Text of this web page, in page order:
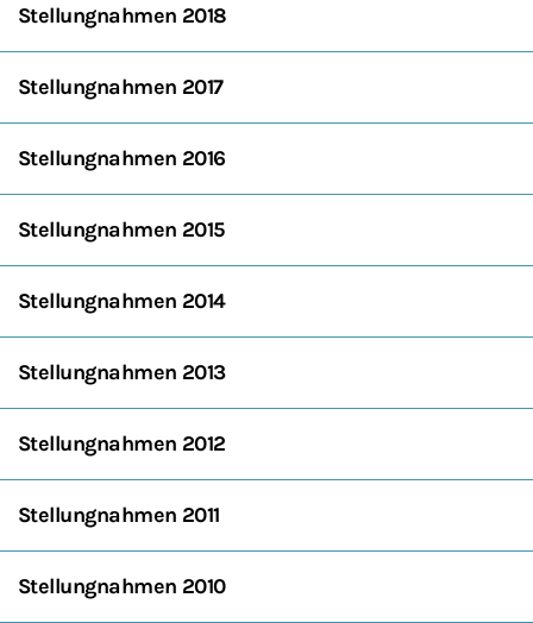
Stellungnahmen 2018
Stellungnahmen 2017
Stellungnahmen 2016
Stellungnahmen 2015
Stellungnahmen 2014
Stellungnahmen 2013
Stellungnahmen 2012
Stellungnahmen 2011
Stellungnahmen 2010